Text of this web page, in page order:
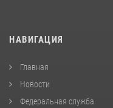
НАВИГАЦИЯ
Главная
Новости
Федеральная служба